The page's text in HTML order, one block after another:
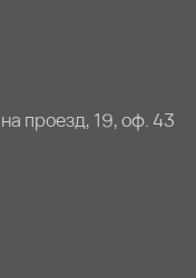
проезд, 19, оф. 43